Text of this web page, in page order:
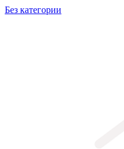
Без категории